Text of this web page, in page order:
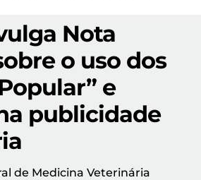
Nota
o uso dos
e
publicidade
de Medicina Veterinária